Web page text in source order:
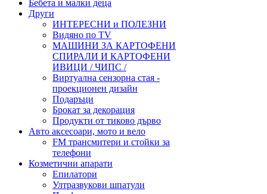
Бебета и малки деца
Други
ИНТЕРЕСНИ и ПОЛЕЗНИ
Видяно по TV
МАШИНИ ЗА КАРТОФЕНИ
СПИРАЛИ И КАРТОФЕНИ
ИВИЦИ / ЧИПС /
Виртуална сензорна стая -
проекционен дизайн
Подаръци
Брокат за декорация
Продукти от тиково дърво
Авто аксесоари, мото и вело
FM трансмитери и стойки за
телефони
Козметични апарати
Епилатори
Ултразвукови шпатули